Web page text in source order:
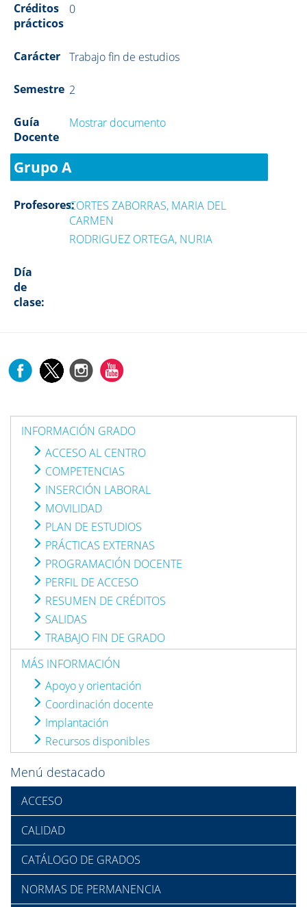
Créditos
prácticos
0
Carácter Trabajo fin de estudios
Semestre 2
Guía
Docente
Mostrar documento
Grupo A
Profesores:CORTES ZABORRAS, MARIA DEL
CARMEN
RODRIGUEZ ORTEGA, NURIA
Día
de
clase:
INFORMACIÓN GRADO
ACCESO AL CENTRO
COMPETENCIAS
INSERCIÓN LABORAL
MOVILIDAD
PLAN DE ESTUDIOS
PRÁCTICAS EXTERNAS
PROGRAMACIÓN DOCENTE
PERFIL DE ACCESO
RESUMEN DE CRÉDITOS
SALIDAS
TRABAJO FIN DE GRADO
MÁS INFORMACIÓN
Apoyo y orientación
Coordinación docente
Implantación
Recursos disponibles
Menú destacado
ACCESO
CALIDAD
CATÁLOGO DE GRADOS
NORMAS DE PERMANENCIA